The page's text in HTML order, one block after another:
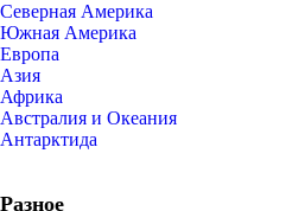
Северная Америка
Южная Америка
Европа
Азия
Африка
Австралия и Океания
Антарктида
Разное